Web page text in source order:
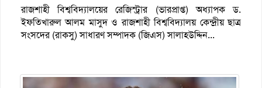
রাজশাহী বিশ্ববিদ্যালয়ের রেজিস্ট্রার (ভারপ্রাপ্ত) অধ্যাপক ড.
ইফতিখারুল আলম মাসুদ ও রাজশাহী বিশ্ববিদ্যালয় কেন্দ্রীয় ছাত্র
সংসদের (রাকসু) সাধারণ সম্পাদক (জিএস) সালাহউদ্দিন...